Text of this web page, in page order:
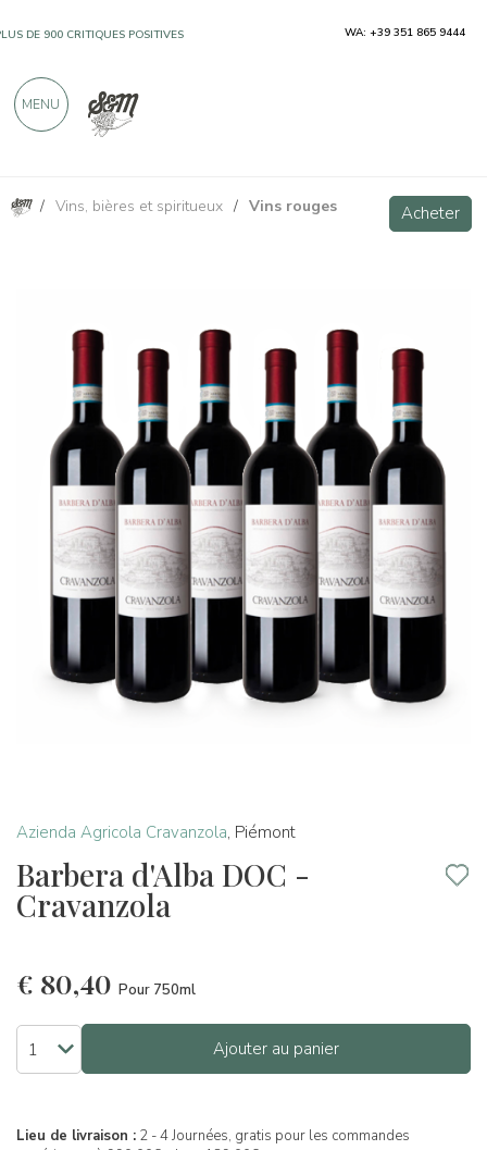
/ Vins, bières et spiritueux / Vins rouges Acheter
Azienda Agricola Cravanzola, Piémont
Barbera d'Alba DOC -
Cravanzola
€ 80,40 Pour 750ml
Ajouter au panier
Lieu de livraison : 2 - 4 Journées, gratis pour les commandes
Barbera d'Alba DOC - Cravanzola Acheter
DE 900 CRITIQUES POSITIVES WA: +39 351 865 9444
MENU